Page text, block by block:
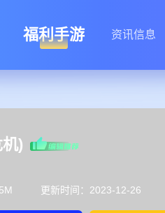
福利手游 资讯信息
)
更新时间：2023-12-26